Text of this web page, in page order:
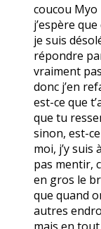
coucou Myo
j’espère
je suis
répondre
vraiment
donc j’en
est-ce que
que tu
sinon, est-
moi, j’y
pas mentir,
en gros le
que quand
autres